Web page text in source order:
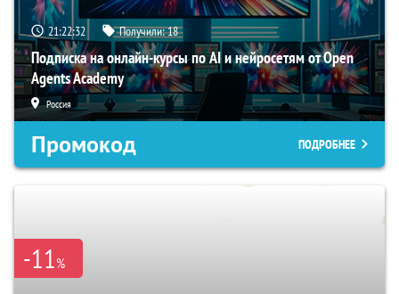
21:22:31 Получили:18
Подписка на онлайн-курсы по AI и нейросетям от Open
Agents Academy
Россия
Промокод ПОДРОБНЕЕ
-11%